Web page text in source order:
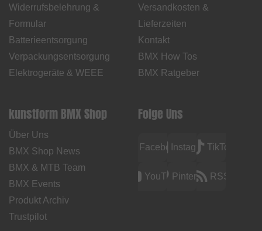
Widerrufsbelehrung &
Formular
Batterieentsorgung
Verpackungsentsorgung
Elektrogeräte & WEEE
Versandkosten &
Lieferzeiten
Kontakt
BMX How Tos
BMX Ratgeber
kunstform BMX Shop
Über Uns
BMX Shop News
BMX & MTB Team
BMX Events
Produkt Archiv
Trustpilot
Folge Uns
FacebookInstagramTikTok
YouTubePinterest RSS